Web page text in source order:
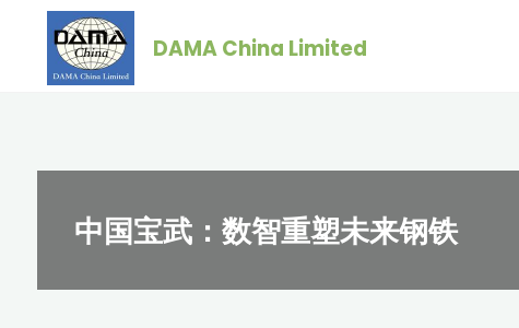
DAMA China Limited
中国宝武：数智重塑未来钢铁